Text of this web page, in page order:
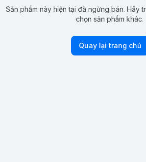
Sản phẩm này hiện tại đã ngừng bán. Hãy
chọn sản phẩm khác.
Quay lại trang chủ